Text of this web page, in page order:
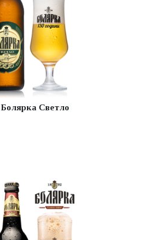
Болярка Светло